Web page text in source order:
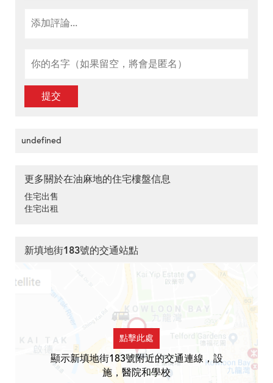
提交
undefined
更多關於在油麻地的住宅樓盤信息
住宅出售
住宅出租
新填地街183號的交通站點
點擊此處
顯示新填地街183號附近的交通連線，設
施，醫院和學校